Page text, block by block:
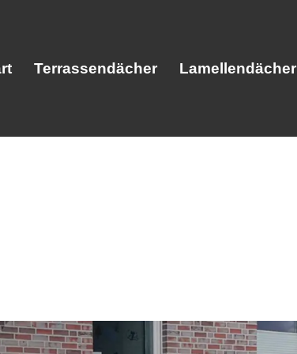
Terrassendächer Lamellendächer